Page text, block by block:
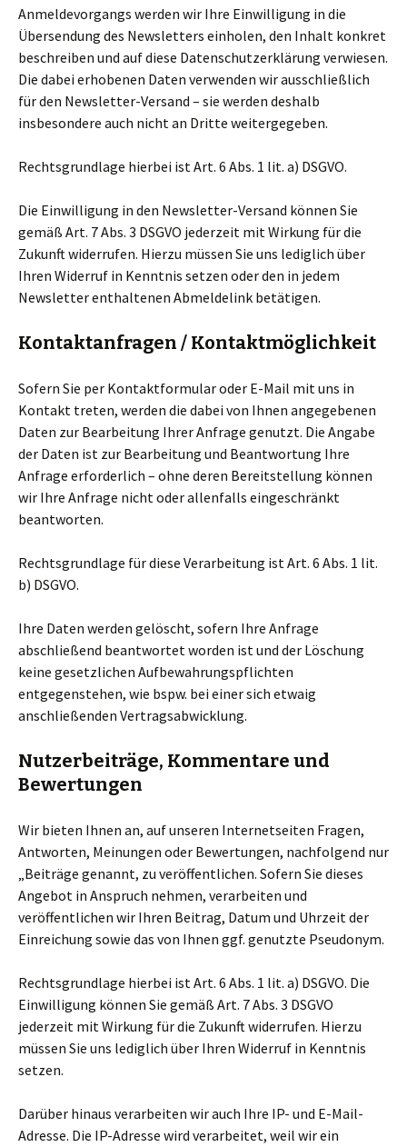
Anmeldevorgangs werden wir Ihre Einwilligung in die
Übersendung des Newsletters einholen, den Inhalt konkret
beschreiben und auf diese Datenschutzerklärung verwiesen.
Die dabei erhobenen Daten verwenden wir ausschließlich
für den Newsletter-Versand – sie werden deshalb
insbesondere auch nicht an Dritte weitergegeben.
Rechtsgrundlage hierbei ist Art. 6 Abs. 1 lit. a) DSGVO.
Die Einwilligung in den Newsletter-Versand können Sie
gemäß Art. 7 Abs. 3 DSGVO jederzeit mit Wirkung für die
Zukunft widerrufen. Hierzu müssen Sie uns lediglich über
Ihren Widerruf in Kenntnis setzen oder den in jedem
Newsletter enthaltenen Abmeldelink betätigen.
Kontaktanfragen / Kontaktmöglichkeit
Sofern Sie per Kontaktformular oder E-Mail mit uns in
Kontakt treten, werden die dabei von Ihnen angegebenen
Daten zur Bearbeitung Ihrer Anfrage genutzt. Die Angabe
der Daten ist zur Bearbeitung und Beantwortung Ihre
Anfrage erforderlich – ohne deren Bereitstellung können
wir Ihre Anfrage nicht oder allenfalls eingeschränkt
beantworten.
Rechtsgrundlage für diese Verarbeitung ist Art. 6 Abs. 1 lit.
b) DSGVO.
Ihre Daten werden gelöscht, sofern Ihre Anfrage
abschließend beantwortet worden ist und der Löschung
keine gesetzlichen Aufbewahrungspflichten
entgegenstehen, wie bspw. bei einer sich etwaig
anschließenden Vertragsabwicklung.
Nutzerbeiträge, Kommentare und
Bewertungen
Wir bieten Ihnen an, auf unseren Internetseiten Fragen,
Antworten, Meinungen oder Bewertungen, nachfolgend nur
„Beiträge genannt, zu veröffentlichen. Sofern Sie dieses
Angebot in Anspruch nehmen, verarbeiten und
veröffentlichen wir Ihren Beitrag, Datum und Uhrzeit der
Einreichung sowie das von Ihnen ggf. genutzte Pseudonym.
Rechtsgrundlage hierbei ist Art. 6 Abs. 1 lit. a) DSGVO. Die
Einwilligung können Sie gemäß Art. 7 Abs. 3 DSGVO
jederzeit mit Wirkung für die Zukunft widerrufen. Hierzu
müssen Sie uns lediglich über Ihren Widerruf in Kenntnis
setzen.
Darüber hinaus verarbeiten wir auch Ihre IP- und E-Mail-
Adresse. Die IP-Adresse wird verarbeitet, weil wir ein